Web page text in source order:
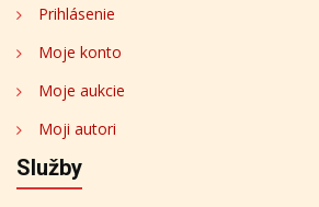
Prihlásenie
Moje konto
Moje aukcie
Moji autori
Služby